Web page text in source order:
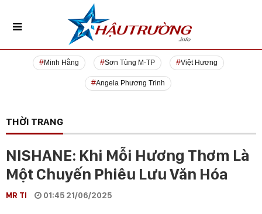
Minh Hằng Sơn Tùng M-TP Việt Hương
Angela Phương Trinh
THỜI TRANG
NISHANE: Khi Mỗi Hương Thơm Là
Một Chuyến Phiêu Lưu Văn Hóa
MR TI 01:45 21/06/2025